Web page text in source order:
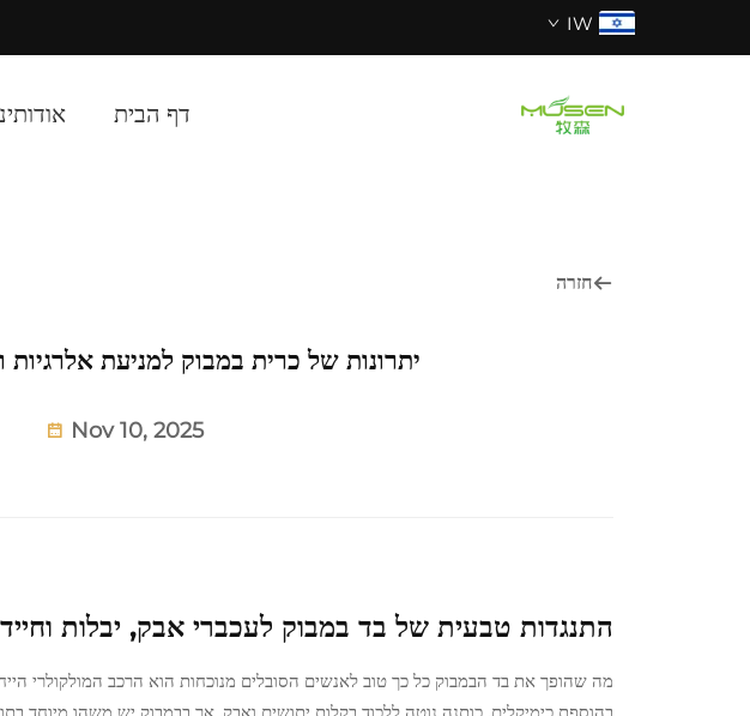
IW
דף הבית
חזרה
יתרונות של כרית במבוק למניעת אלרגיות
Nov 10, 2025
התנגדות טבעית של בד במבוק לעכברי אבק, יבלות
מה שהופך את בד הבמבוק כל כך טוב לאנשים הסובלים מנוכחות הוא הרכב המולקולרי